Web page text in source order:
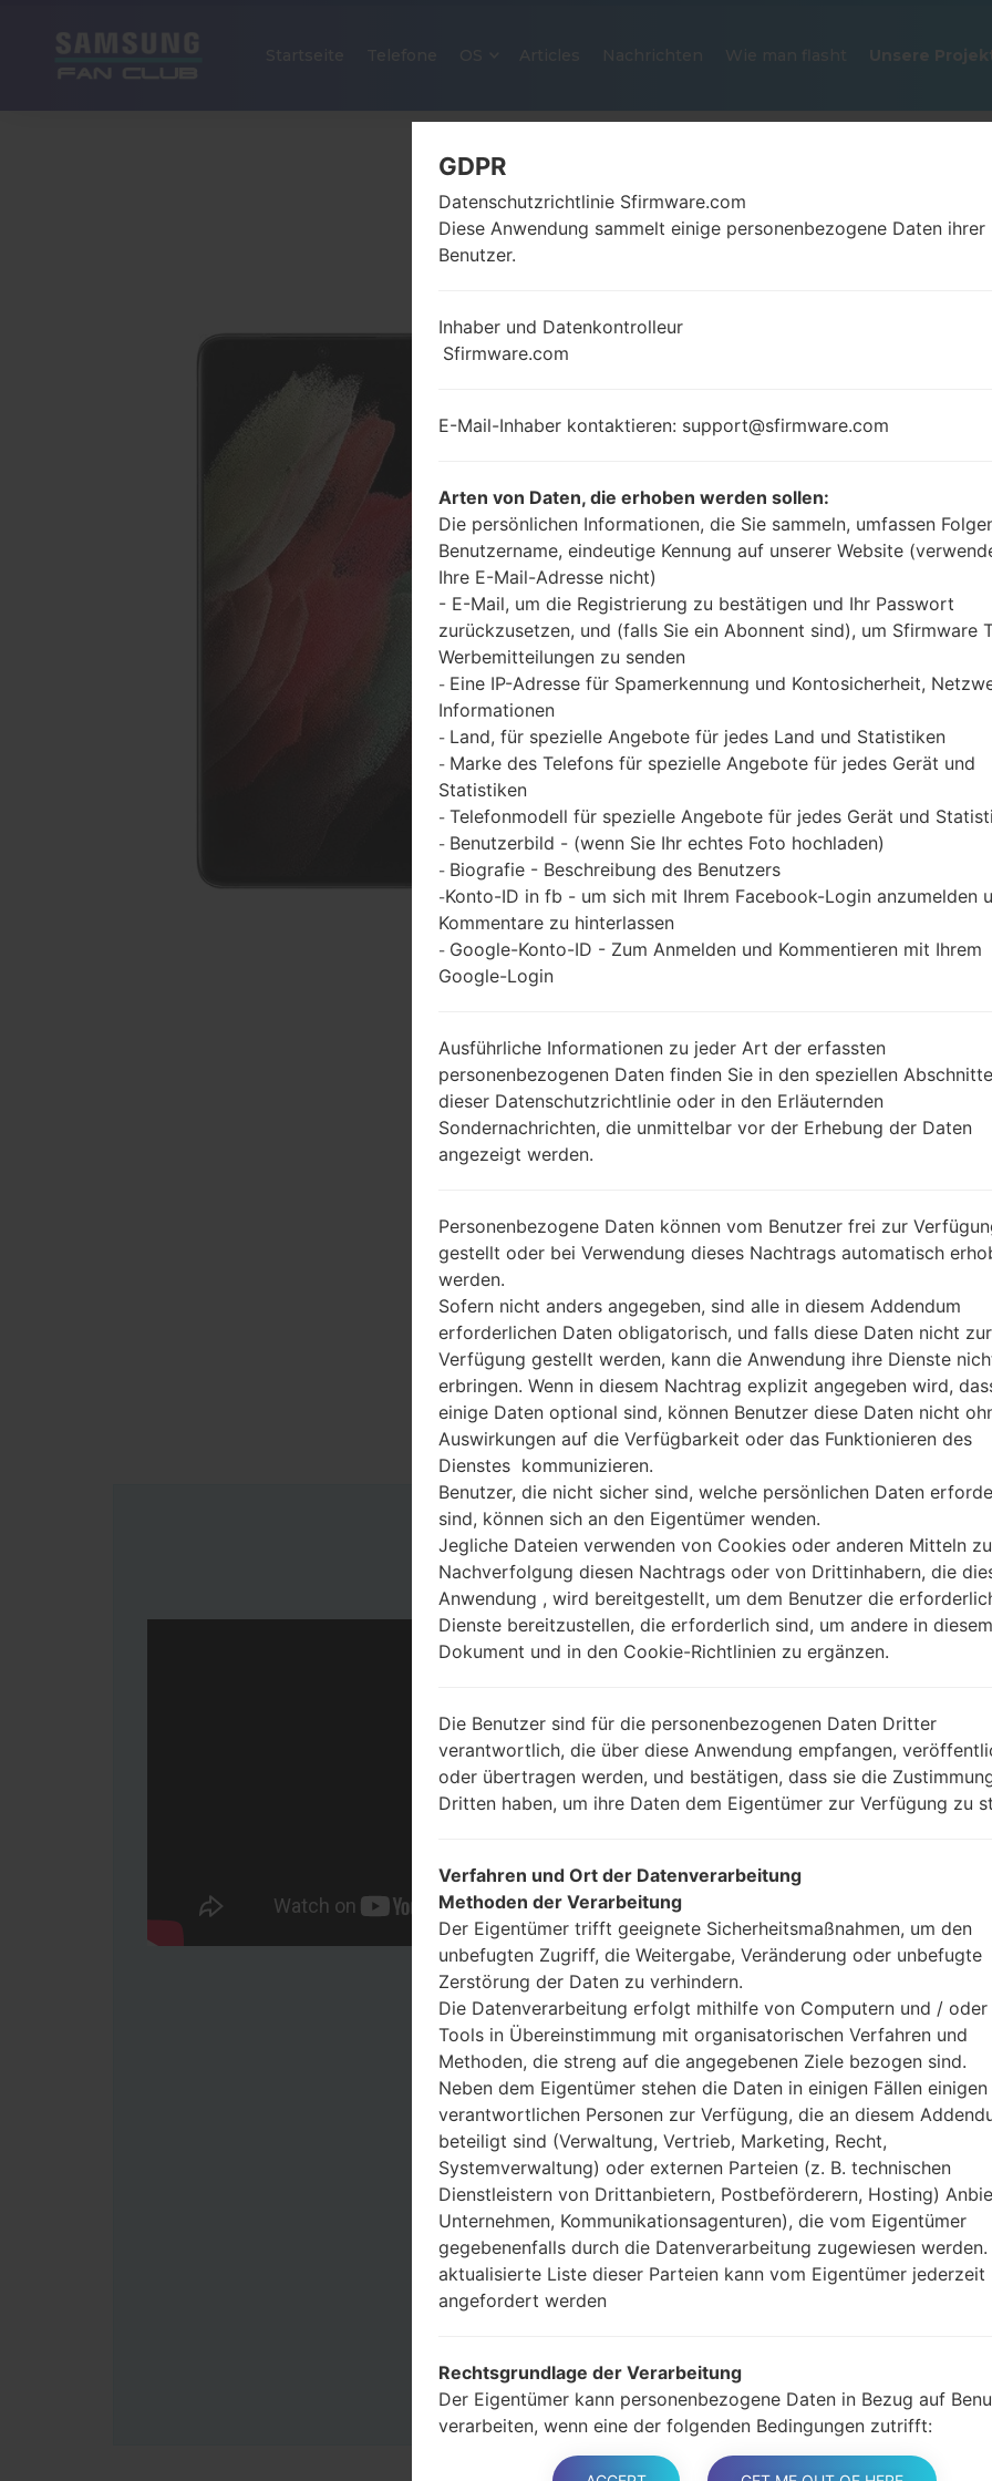
Nachrichten Wie man flasht Unsere
OFFIZIELLER FIRMWARE
Galaxy S21 Ultra 5G
Laden Sie das neueste Firmware-Update für
Vergessen Sie jedoch nicht zu überprüfen, ob
angegebenen SM-G998N entspricht. Der
mit der PDA-Version G998NKSU3AUHB und CSC-
G998NKOU3AUHB geliefert. Die
Android R 11. Detalierte Anleitung, wie man die
geflascht wird,gibt es hier
DATEINAME
SM-G998N_1_20210818070835
_zvd5m1wt86_fac
DATEIGRÖSSE 6.09 GiB
OS
CSC AUSFÜHRUNG
BESCHREIBUNG SK Telecom
1.ÜBERPRÜFEN SIE AUF RECAPTCHA
Anleitung
Laden Sie auf Ihren
Dann laden Sie die
Sie brauchen
(wählen Sie 5
AP: „System &
CP: „Modem &
CSC_***: „Country
Fügen Sie dem
CSC_***, in einem
Jetzt schalten Sie das
Modus. Alle
Halten Sie die
gedrückt.
Halten Sie Lauter-
Sie das Telefon mit
Halten Sie die
Schließen Sie das
und Bixbi-Tasten
Halten Sie die
Dann schließen Sie
gestartet und von PC
GDPR
Datenschutzrichtlinie Sfirmware.com
Diese Anwendung sammelt einige personenbezogene Daten ihrer
Benutzer.
Inhaber und Datenkontrolleur
Sfirmware.com
E-Mail-Inhaber kontaktieren: support@sfirmware.com
Arten von Daten, die erhoben werden sollen:
Die persönlichen Informationen, die Sie sammeln, umfassen
Benutzername, eindeutige Kennung auf unserer Website
Ihre E-Mail-Adresse nicht)
- E-Mail, um die Registrierung zu bestätigen und Ihr Passwort
zurückzusetzen, und (falls Sie ein Abonnent sind), um Sfirmware
Werbemitteilungen zu senden
- Eine IP-Adresse für Spamerkennung und Kontosicherheit,
Informationen
- Land, für spezielle Angebote für jedes Land und Statistiken
- Marke des Telefons für spezielle Angebote für jedes Gerät und
Statistiken
- Telefonmodell für spezielle Angebote für jedes Gerät und
- Benutzerbild - (wenn Sie Ihr echtes Foto hochladen)
- Biografie - Beschreibung des Benutzers
-Konto-ID in fb - um sich mit Ihrem Facebook-Login anzumelden
Kommentare zu hinterlassen
- Google-Konto-ID - Zum Anmelden und Kommentieren mit Ihrem
Google-Login
Ausführliche Informationen zu jeder Art der erfassten
personenbezogenen Daten finden Sie in den speziellen
dieser Datenschutzrichtlinie oder in den Erläuternden
Sondernachrichten, die unmittelbar vor der Erhebung der Daten
angezeigt werden.
Personenbezogene Daten können vom Benutzer frei zur
gestellt oder bei Verwendung dieses Nachtrags automatisch
werden.
Sofern nicht anders angegeben, sind alle in diesem Addendum
erforderlichen Daten obligatorisch, und falls diese Daten nicht zur
Verfügung gestellt werden, kann die Anwendung ihre Dienste
erbringen. Wenn in diesem Nachtrag explizit angegeben wird,
einige Daten optional sind, können Benutzer diese Daten nicht
Auswirkungen auf die Verfügbarkeit oder das Funktionieren des
Dienstes kommunizieren.
Benutzer, die nicht sicher sind, welche persönlichen Daten
sind, können sich an den Eigentümer wenden.
Jegliche Dateien verwenden von Cookies oder anderen Mitteln
Nachverfolgung diesen Nachtrags oder von Drittinhabern, die
Anwendung , wird bereitgestellt, um dem Benutzer die
Dienste bereitzustellen, die erforderlich sind, um andere in diesem
Dokument und in den Cookie-Richtlinien zu ergänzen.
Die Benutzer sind für die personenbezogenen Daten Dritter
verantwortlich, die über diese Anwendung empfangen,
oder übertragen werden, und bestätigen, dass sie die
Dritten haben, um ihre Daten dem Eigentümer zur Verfügung zu
Verfahren und Ort der Datenverarbeitung
Methoden der Verarbeitung
Der Eigentümer trifft geeignete Sicherheitsmaßnahmen, um den
unbefugten Zugriff, die Weitergabe, Veränderung oder unbefugte
Zerstörung der Daten zu verhindern.
Die Datenverarbeitung erfolgt mithilfe von Computern und / oder
Tools in Übereinstimmung mit organisatorischen Verfahren und
Methoden, die streng auf die angegebenen Ziele bezogen sind.
Neben dem Eigentümer stehen die Daten in einigen Fällen einigen
verantwortlichen Personen zur Verfügung, die an diesem
beteiligt sind (Verwaltung, Vertrieb, Marketing, Recht,
Systemverwaltung) oder externen Parteien (z. B. technischen
Dienstleistern von Drittanbietern, Postbeförderern, Hosting)
Unternehmen, Kommunikationsagenturen), die vom Eigentümer
gegebenenfalls durch die Datenverarbeitung zugewiesen werden.
aktualisierte Liste dieser Parteien kann vom Eigentümer jederzeit
angefordert werden
Rechtsgrundlage der Verarbeitung
Der Eigentümer kann personenbezogene Daten in Bezug auf
verarbeiten, wenn eine der folgenden Bedingungen zutrifft:
Benutzer haben ihre Zustimmung zu einem oder mehreren